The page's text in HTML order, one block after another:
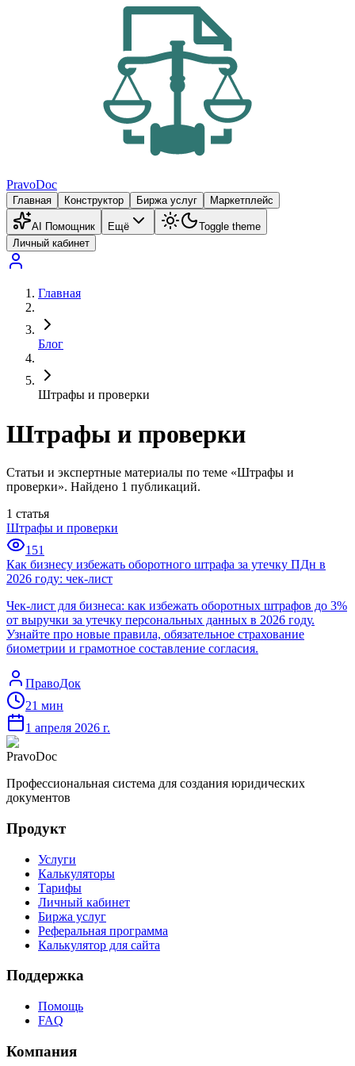
PravoDoc
Главная Конструктор Биржа услуг Маркетплейс
AI Помощник Ещё
Toggle theme
Личный кабинет
Главная
Блог
Штрафы и проверки
Штрафы и проверки
Статьи и экспертные материалы по теме «Штрафы и
проверки». Найдено 1 публикаций.
1 статья
Штрафы и проверки
151
Как бизнесу избежать оборотного штрафа за утечку ПДн в
2026 году: чек-лист
Чек-лист для бизнеса: как избежать оборотных штрафов до 3%
от выручки за утечку персональных данных в 2026 году.
Узнайте про новые правила, обязательное страхование
биометрии и грамотное составление согласия.
ПравоДок
21 мин
1 апреля 2026 г.
PravoDoc
Профессиональная система для создания юридических
документов
Продукт
Услуги
Калькуляторы
Тарифы
Личный кабинет
Биржа услуг
Реферальная программа
Калькулятор для сайта
Поддержка
Помощь
FAQ
Компания